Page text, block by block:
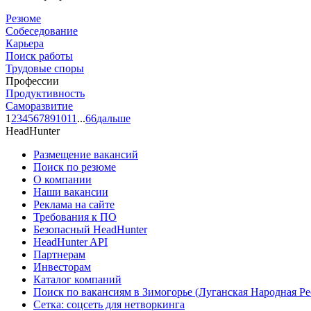
Резюме
Собеседование
Карьера
Поиск работы
Трудовые споры
Профессии
Продуктивность
Саморазвитие
1 234567891011 ...66дальше
HeadHunter
Размещение вакансий
Поиск по резюме
О компании
Наши вакансии
Реклама на сайте
Требования к ПО
Безопасный HeadHunter
HeadHunter API
Партнерам
Инвесторам
Каталог компаний
Поиск по вакансиям в Зимогорье (Луганская Народная
Сетка: соцсеть для нетворкинга